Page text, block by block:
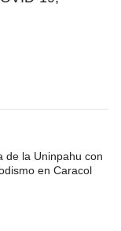
de la Uninpahu con
en Caracol